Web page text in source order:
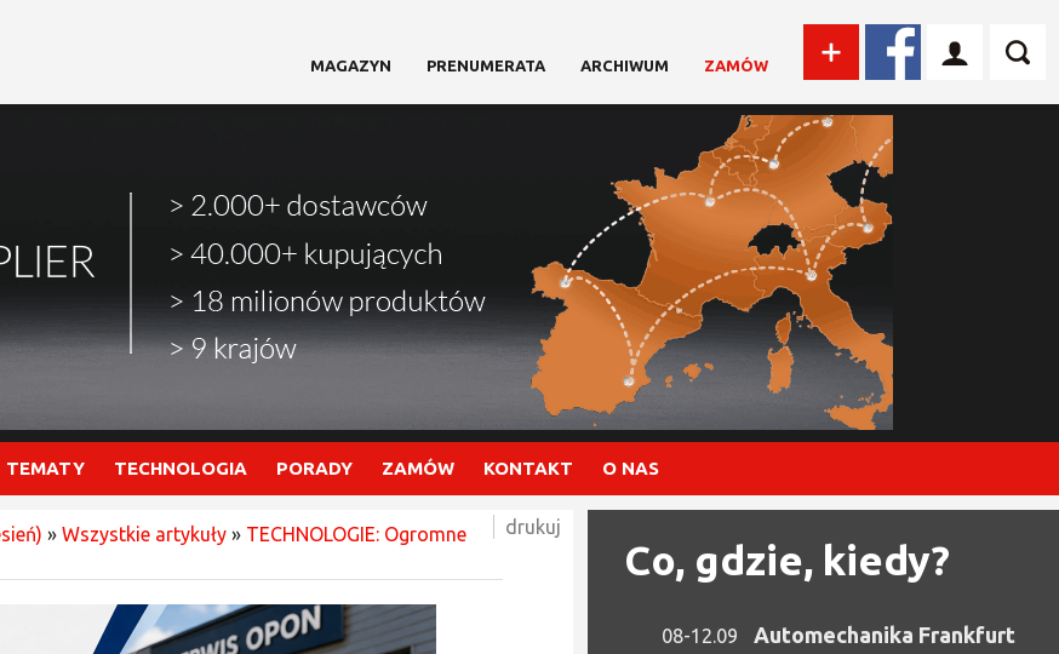
MAGAZYN PRENUMERATA ARCHIWUM ZAMÓW
TEMATY TECHNOLOGIA PORADY ZAMÓW KONTAKT O NAS
» Wszystkie artykuły » TECHNOLOGIE: Ogromne
drukuj
Co, gdzie, kiedy?
08-12.09 Automechanika Frankfurt